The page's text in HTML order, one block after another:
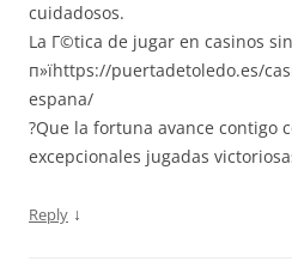
cuidadosos.
La Г©tica de jugar en casinos
п»їhttps://puertadetoledo.es/
espana/
?Que la fortuna avance contigo
excepcionales jugadas
Reply ↓